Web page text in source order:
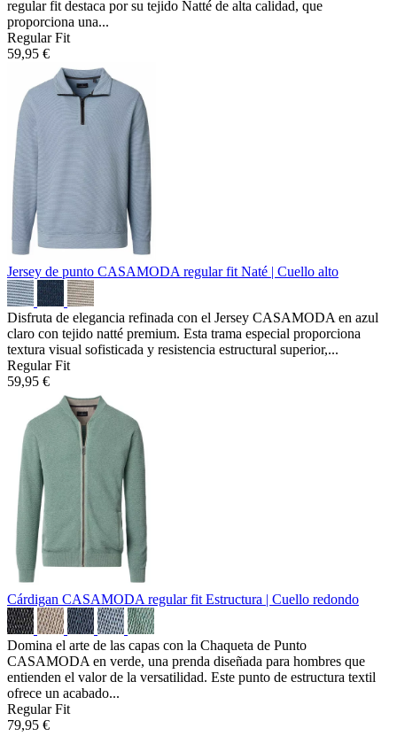
regular fit destaca por su tejido Natté de alta calidad, que
proporciona una...
Regular Fit
59,95 €
Jersey de punto CASAMODA regular fit Naté | Cuello alto
Disfruta de elegancia refinada con el Jersey CASAMODA en azul
claro con tejido natté premium. Esta trama especial proporciona
textura visual sofisticada y resistencia estructural superior,...
Regular Fit
59,95 €
Cárdigan CASAMODA regular fit Estructura | Cuello redondo
Domina el arte de las capas con la Chaqueta de Punto
CASAMODA en verde, una prenda diseñada para hombres que
entienden el valor de la versatilidad. Este punto de estructura textil
ofrece un acabado...
Regular Fit
79,95 €